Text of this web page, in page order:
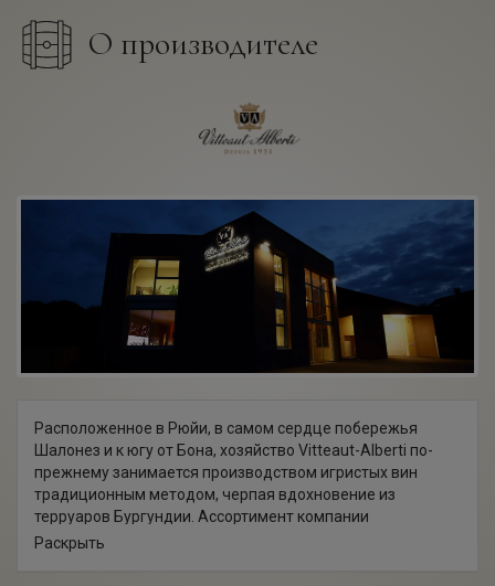
О производителе
Расположенное в Рюйи, в самом сердце побережья
Шалонез и к югу от Бона, хозяйство Vitteaut-Alberti по-
прежнему занимается производством игристых вин
традиционным методом, черпая вдохновение из
терруаров Бургундии. Ассортимент компании
насчитывает 9 прекрасных креманов. Прекрасные
Раскрыть